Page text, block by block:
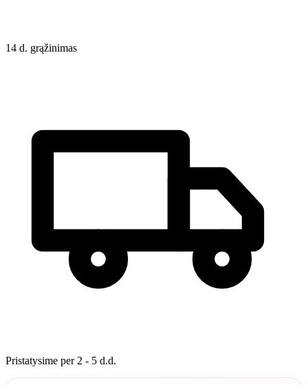
14 d. grąžinimas
Pristatysime per 2 - 5 d.d.